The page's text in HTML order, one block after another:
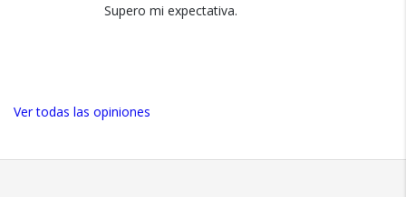
Supero mi expectativa.
Ver todas las opiniones